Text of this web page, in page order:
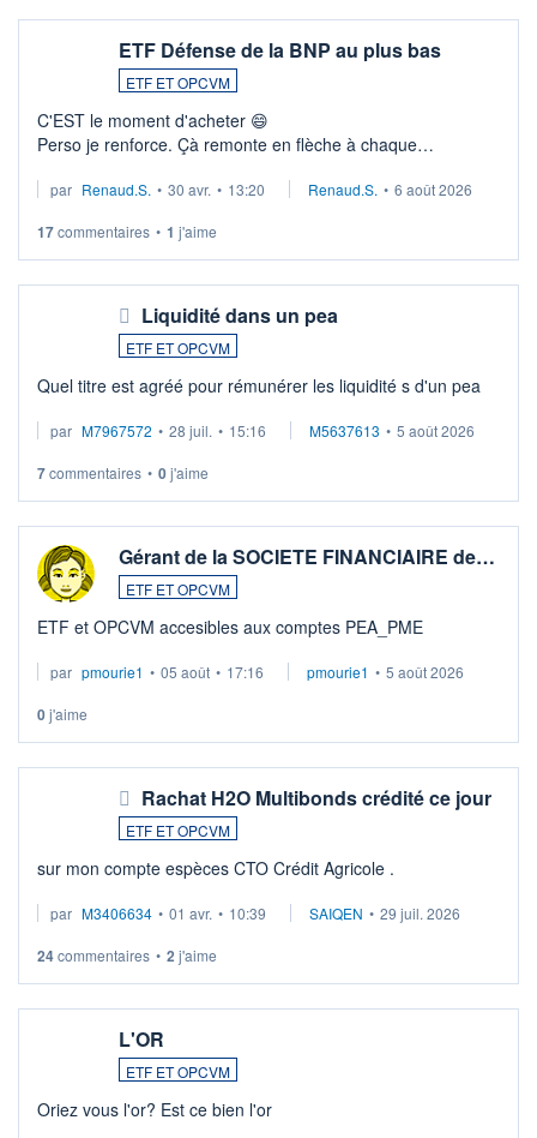
ETF Défense de la BNP au plus bas
ETF ET OPCVM
C'EST le moment d'acheter 😄​
Perso je renforce. Çà remonte en flèche à chaque
Investissement long terme tip top pour sa retraite.
par Renaud.S. • 30 avr. • 13:20 Renaud.S. • 6 août 2026
17commentaires • 1 j'aime
Liquidité dans un pea
ETF ET OPCVM
Quel titre est agréé pour rémunérer les liquidité s d'un pea
par M7967572 • 28 juil. • 15:16 M5637613 • 5 août 2026
7commentaires • 0j'aime
Gérant de la SOCIETE FINANCIAIRE de…
ETF ET OPCVM
ETF et OPCVM accesibles aux comptes PEA_PME
par pmourie1 • 05 août • 17:16 pmourie1 • 5 août 2026
0j'aime
Rachat H2O Multibonds crédité ce jour
ETF ET OPCVM
sur mon compte espèces CTO Crédit Agricole .
par M3406634 • 01 avr. • 10:39 SAIQEN • 29 juil. 2026
24commentaires • 2 j'aime
L'OR
ETF ET OPCVM
Oriez vous l'or? Est ce bien l'or